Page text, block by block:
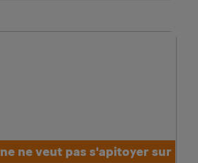
ne veut pas s'apitoyer sur